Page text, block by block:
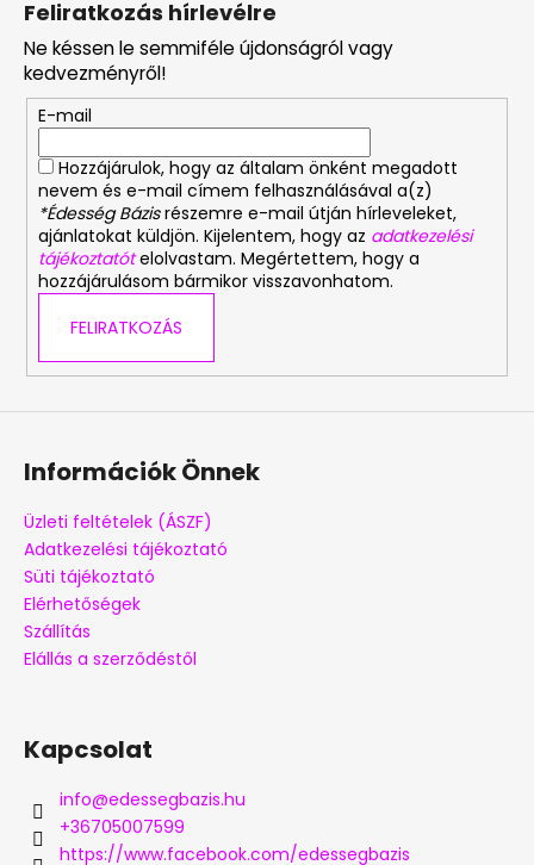
Feliratkozás hírlevélre
Ne késsen le semmiféle újdonságról vagy
kedvezményről!
E-mail
Hozzájárulok, hogy az általam önként megadott
nevem és e-mail címem felhasználásával a(z)
*Édesség Bázisrészemre e-mail útján hírleveleket,
ajánlatokat küldjön. Kijelentem, hogy az adatkezelési
tájékoztatót elolvastam. Megértettem, hogy a
hozzájárulásom bármikor visszavonhatom.
FELIRATKOZÁS
Információk Önnek
Üzleti feltételek (ÁSZF)
Adatkezelési tájékoztató
Süti tájékoztató
Elérhetőségek
Szállítás
Elállás a szerződéstől
Kapcsolat
info@edessegbazis.hu
+36705007599
https://www.facebook.com/edessegbazis